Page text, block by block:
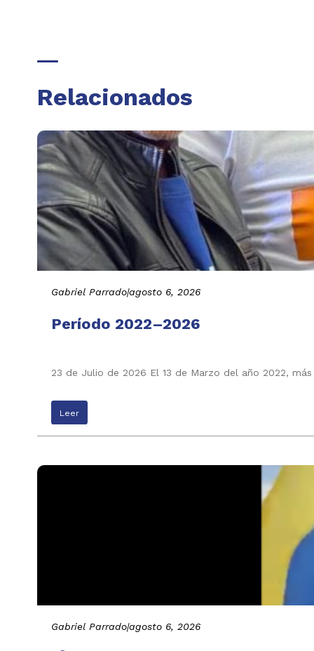
Relacionados
Gabriel Parrado|agosto 6, 2026
Período 2022–2026
23 de Julio de 2026 El 13 de Marzo del año 2022,
Leer
Gabriel Parrado|agosto 6, 2026